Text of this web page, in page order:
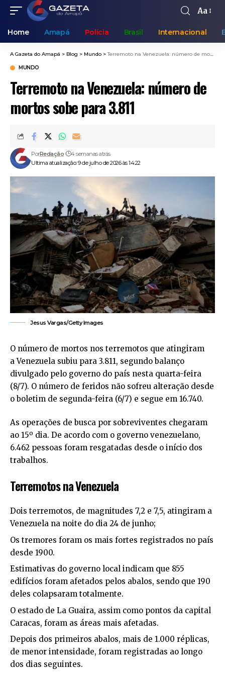
Aa
Home Amapá Polícia Brasil Internacional
A Gazeta do Amapá > Blog > Mundo >Terremoto na Venezuela: número de mortos sobe para 3.811
MUNDO
Terremoto na Venezuela: número de
mortos sobe para 3.811
Ultima atualização: 9 de julho de 2026 às 14:22
PorRedação 4 semanas atrás
Jesus Vargas/Getty Images
O número de mortos nos terremotos que atingiram
a Venezuela subiu para 3.811, segundo balanço
divulgado pelo governo do país nesta quarta-feira
(8/7). O número de feridos não sofreu alteração desde
o boletim de segunda-feira (6/7) e segue em 16.740.
As operações de busca por sobreviventes chegaram
ao 15º dia. De acordo com o governo venezuelano,
6.462 pessoas foram resgatadas desde o início dos
trabalhos.
Terremotos na Venezuela
Dois terremotos, de magnitudes 7,2 e 7,5, atingiram a
Venezuela na noite do dia 24 de junho;
Os tremores foram os mais fortes registrados no país
desde 1900.
Estimativas do governo local indicam que 855
edifícios foram afetados pelos abalos, sendo que 190
deles colapsaram totalmente.
O estado de La Guaira, assim como pontos da capital
Caracas, foram as áreas mais afetadas.
Depois dos primeiros abalos, mais de 1.000 réplicas,
de menor intensidade, foram registradas ao longo
dos dias seguintes.